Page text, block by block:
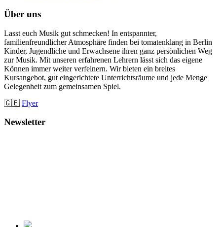
Über uns
Lasst euch Musik gut schmecken! In entspannter,
familienfreundlicher Atmosphäre finden bei tomatenklang in Berlin
Kinder, Jugendliche und Erwachsene ihren ganz persönlichen Weg
zur Musik. Mit unseren erfahrenen Lehrern lässt sich das eigene
Können immer weiter verfeinern. Wir bieten ein breites
Kursangebot, gut eingerichtete Unterrichtsräume und jede Menge
Gelegenheit zum gemeinsamen Spiel.
🇬🇧 Flyer
Newsletter